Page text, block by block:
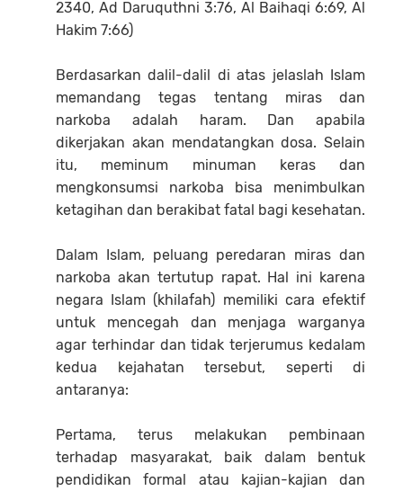
2340, Ad Daruquthni 3:76, Al Baihaqi 6:69, Al
Hakim 7:66)
Berdasarkan dalil-dalil di atas jelaslah Islam
memandang tegas tentang miras dan
narkoba adalah haram. Dan apabila
dikerjakan akan mendatangkan dosa. Selain
itu, meminum minuman keras dan
mengkonsumsi narkoba bisa menimbulkan
ketagihan dan berakibat fatal bagi kesehatan.
Dalam Islam, peluang peredaran miras dan
narkoba akan tertutup rapat. Hal ini karena
negara Islam (khilafah) memiliki cara efektif
untuk mencegah dan menjaga warganya
agar terhindar dan tidak terjerumus kedalam
kedua kejahatan tersebut, seperti di
antaranya:
Pertama, terus melakukan pembinaan
terhadap masyarakat, baik dalam bentuk
pendidikan formal atau kajian-kajian dan